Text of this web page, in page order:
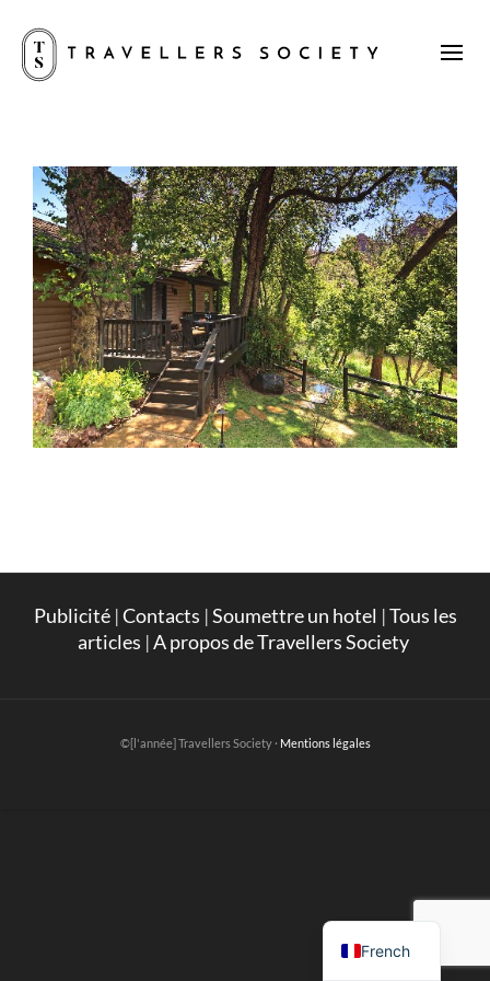
Publicité|Contacts |Soumettre un hotel |Tous les
articles |A propos de Travellers Society
©[l'année] Travellers Society · Mentions légales
French